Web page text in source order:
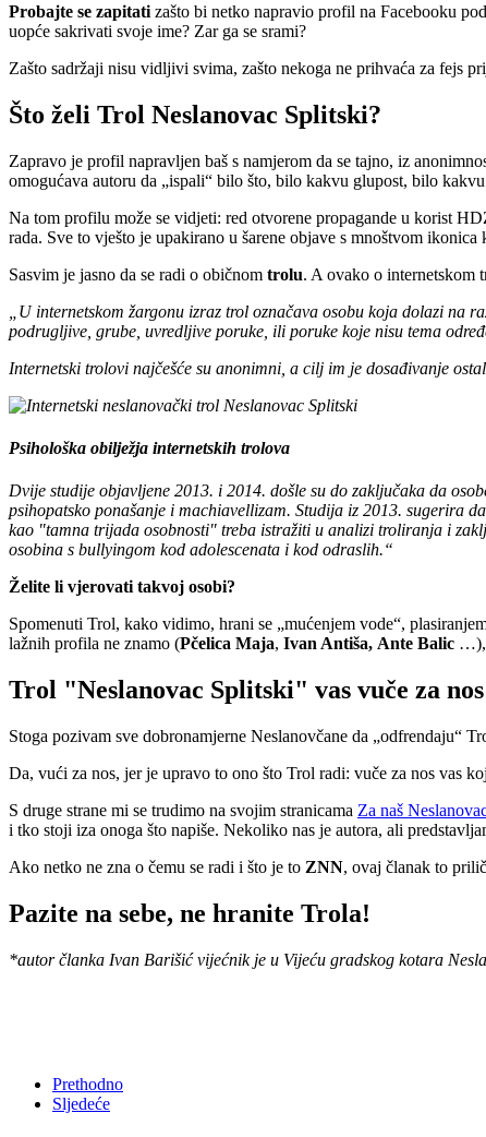
Probajte se zapitati zašto bi netko napravio profil na Facebooku
uopće sakrivati svoje ime? Zar ga se srami?
Zašto sadržaji nisu vidljivi svima, zašto nekoga ne prihvaća za fejs
Što želi Trol Neslanovac Splitski?
Zapravo je profil napravljen baš s namjerom da se tajno, iz
omogućava autoru da „ispali“ bilo što, bilo kakvu glupost, bilo
Na tom profilu može se vidjeti: red otvorene propagande u korist
rada. Sve to vješto je upakirano u šarene objave s mnoštvom
Sasvim je jasno da se radi o običnom trolu. A ovako o internetskom
„U internetskom žargonu izraz trol označava osobu koja dolazi na
podrugljive, grube, uvredljive poruke, ili poruke koje nisu tema
Internetski trolovi najčešće su anonimni, a cilj im je dosađivanje
Psihološka obilježja internetskih trolova
Dvije studije objavljene 2013. i 2014. došle su do zaključaka da
psihopatsko ponašanje i machiavellizam. Studija iz 2013. sugerira
kao "tamna trijada osobnosti" treba istražiti u analizi troliranja i
osobina s bullyingom kod adolescenata i kod odraslih.“
Želite li vjerovati takvoj osobi?
Spomenuti Trol, kako vidimo, hrani se „mućenjem vode“,
lažnih profila ne znamo (Pčelica Maja, Ivan Antiša, Ante Balic …),
Trol "Neslanovac Splitski" vas vuče za nos
Stoga pozivam sve dobronamjerne Neslanovčane da „odfrendaju“
Da, vući za nos, jer je upravo to ono što Trol radi: vuče za nos vas
S druge strane mi se trudimo na svojim stranicama Za naš
i tko stoji iza onoga što napiše. Nekoliko nas je autora, ali
Ako netko ne zna o čemu se radi i što je to ZNN, ovaj članak to
Pazite na sebe, ne hranite Trola!
*autor članka Ivan Barišić vijećnik je u Vijeću gradskog kotara
Prethodno
Sljedeće